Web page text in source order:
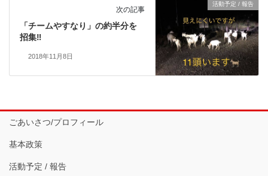
活動予定 / 報告
次の記事
「チームやすなり」の約半分を
招集‼️
2018年11月8日
ごあいさつ/プロフィール
基本政策
活動予定 / 報告